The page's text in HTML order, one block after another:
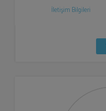
İletişim Bilgileri